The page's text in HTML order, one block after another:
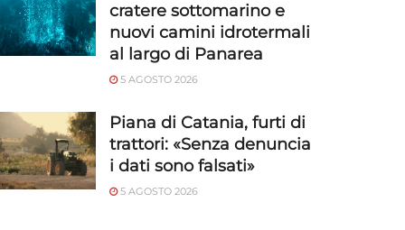
cratere sottomarino e
nuovi camini idrotermali
al largo di Panarea
5 AGOSTO 2026
Piana di Catania, furti di
trattori: «Senza denuncia
i dati sono falsati»
5 AGOSTO 2026